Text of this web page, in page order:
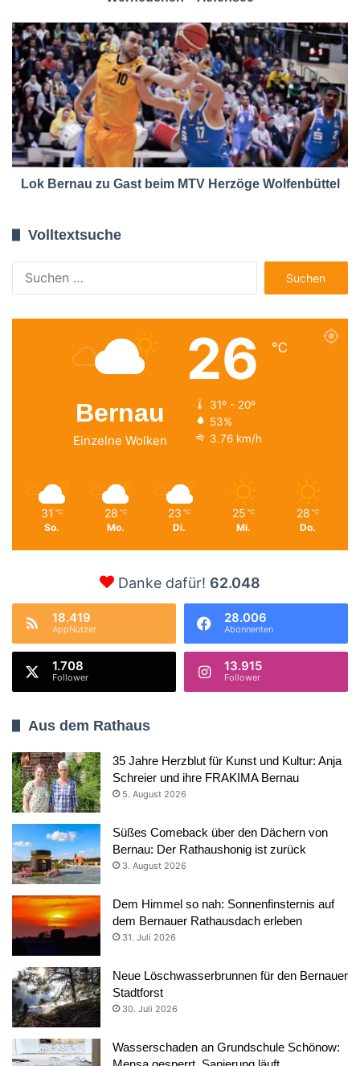
Lok Bernau zu Gast beim MTV Herzöge Wolfenbüttel
Volltextsuche
nach:
Bernau
Einzelne Wolken
26 ℃
31º - 20º
53%
3.76 km/h
31 ℃
So.
28 ℃
Mo.
23 ℃
Di.
25 ℃
Mi.
28 ℃
Do.
Danke dafür! 62.048
18.419
AppNutzer
28.006
Abonnenten
1.708
Follower
13.915
Follower
Aus dem Rathaus
35 Jahre Herzblut für Kunst und Kultur: Anja
Schreier und ihre FRAKIMA Bernau
5. August 2026
Süßes Comeback über den Dächern von
Bernau: Der Rathaushonig ist zurück
3. August 2026
Dem Himmel so nah: Sonnenfinsternis auf
dem Bernauer Rathausdach erleben
31. Juli 2026
Neue Löschwasserbrunnen für den Bernauer
Stadtforst
30. Juli 2026
Wasserschaden an Grundschule Schönow: